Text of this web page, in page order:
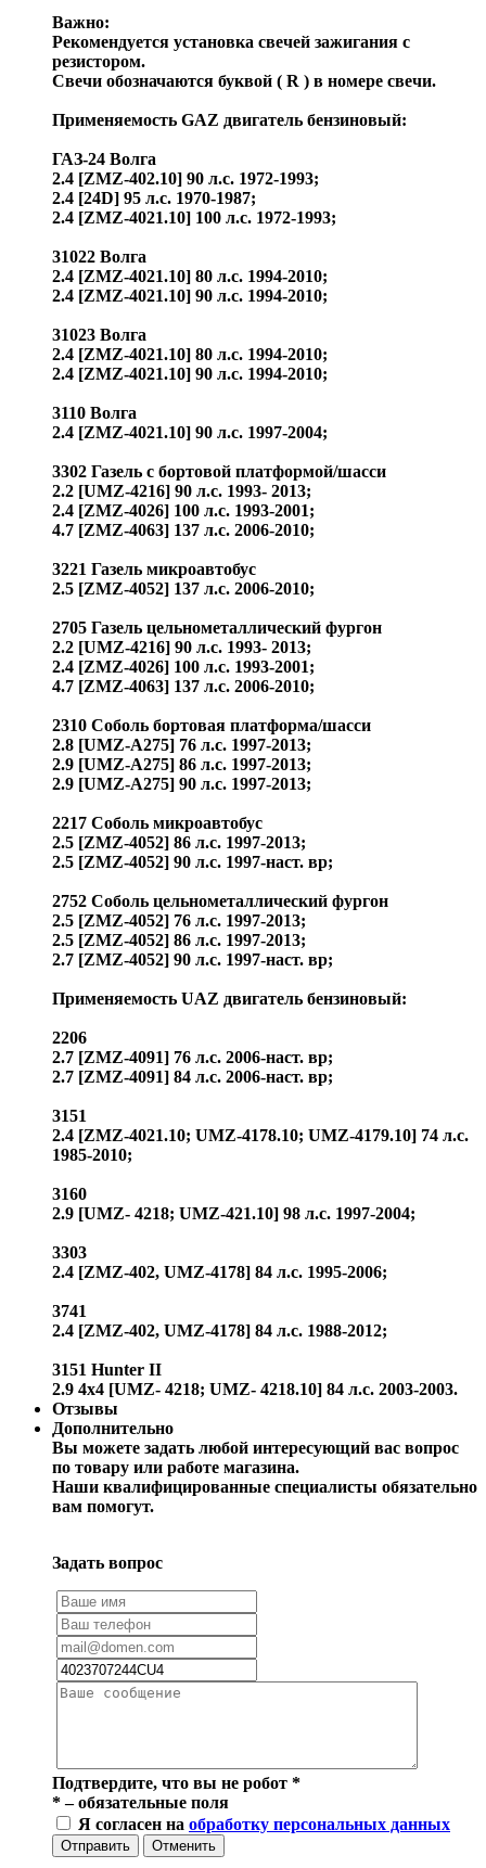
Важно:
Рекомендуется установка свечей зажигания с
резистором.
Свечи обозначаются буквой ( R ) в номере свечи.
Применяемость GAZ двигатель бензиновый:
ГАЗ-24 Волга
2.4 [ZMZ-402.10] 90 л.с. 1972-1993;
2.4 [24D] 95 л.с. 1970-1987;
2.4 [ZMZ-4021.10] 100 л.с. 1972-1993;
31022 Волга
2.4 [ZMZ-4021.10] 80 л.с. 1994-2010;
2.4 [ZMZ-4021.10] 90 л.с. 1994-2010;
31023 Волга
2.4 [ZMZ-4021.10] 80 л.с. 1994-2010;
2.4 [ZMZ-4021.10] 90 л.с. 1994-2010;
3110 Волга
2.4 [ZMZ-4021.10] 90 л.с. 1997-2004;
3302 Газель c бортовой платформой/шасси
2.2 [UMZ-4216] 90 л.с. 1993- 2013;
2.4 [ZMZ-4026] 100 л.с. 1993-2001;
4.7 [ZMZ-4063] 137 л.с. 2006-2010;
3221 Газель микроавтобус
2.5 [ZMZ-4052] 137 л.с. 2006-2010;
2705 Газель цельнометаллический фургон
2.2 [UMZ-4216] 90 л.с. 1993- 2013;
2.4 [ZMZ-4026] 100 л.с. 1993-2001;
4.7 [ZMZ-4063] 137 л.с. 2006-2010;
2310 Соболь бортовая платформа/шасси
2.8 [UMZ-A275] 76 л.с. 1997-2013;
2.9 [UMZ-A275] 86 л.с. 1997-2013;
2.9 [UMZ-A275] 90 л.с. 1997-2013;
2217 Соболь микроавтобус
2.5 [ZMZ-4052] 86 л.с. 1997-2013;
2.5 [ZMZ-4052] 90 л.с. 1997-наст. вр;
2752 Соболь цельнометаллический фургон
2.5 [ZMZ-4052] 76 л.с. 1997-2013;
2.5 [ZMZ-4052] 86 л.с. 1997-2013;
2.7 [ZMZ-4052] 90 л.с. 1997-наст. вр;
Применяемость UAZ двигатель бензиновый:
2206
2.7 [ZMZ-4091] 76 л.с. 2006-наст. вр;
2.7 [ZMZ-4091] 84 л.с. 2006-наст. вр;
3151
2.4 [ZMZ-4021.10; UMZ-4178.10; UMZ-4179.10] 74 л.с.
1985-2010;
3160
2.9 [UMZ- 4218; UMZ-421.10] 98 л.с. 1997-2004;
3303
2.4 [ZMZ-402, UMZ-4178] 84 л.с. 1995-2006;
3741
2.4 [ZMZ-402, UMZ-4178] 84 л.с. 1988-2012;
3151 Hunter II
2.9 4x4 [UMZ- 4218; UMZ- 4218.10] 84 л.с. 2003-2003.
Отзывы
Дополнительно
Вы можете задать любой интересующий вас вопрос
по товару или работе магазина.
Наши квалифицированные специалисты обязательно
вам помогут.
Задать вопрос
Подтвердите, что вы не робот *
*– обязательные поля
Я согласен на обработку персональных данных
Отправить Отменить